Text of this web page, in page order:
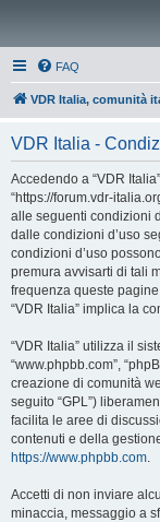
FAQ
VDR Italia, comunità
VDR Italia -
Accedendo a “VDR
“https://forum.vdr-
alle seguenti condizioni
dalle condizioni d’uso
condizioni d’uso
premura avvisarti di tali
frequenza queste
“VDR Italia” implica la
“VDR Italia” utilizza il
“www.phpbb.com”,
creazione di comunità
seguito “GPL”)
facilita le aree di
contenuti e della
https://www.phpbb.com.
Accetti di non inviare
minaccia, messaggio a